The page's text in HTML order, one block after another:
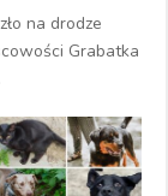
na drodze
Grabatka